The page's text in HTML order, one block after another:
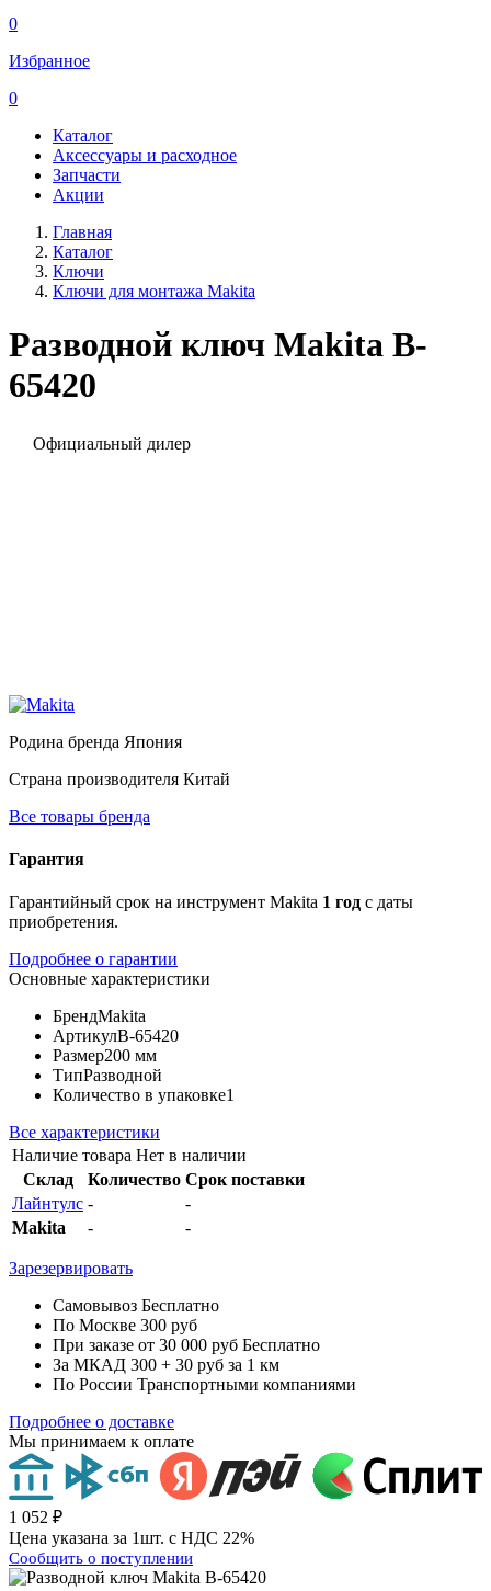
0
Избранное
0
Каталог
Аксессуары и расходное
Запчасти
Акции
Главная
Каталог
Ключи
Ключи для монтажа Makita
Разводной ключ Makita B-
65420
Официальный дилер
Родина бренда Япония
Страна производителя Китай
Все товары бренда
Гарантия
Гарантийный срок на инструмент Makita 1 год с даты
приобретения.
Подробнее о гарантии
Основные характеристики
БрендMakita
АртикулB-65420
Размер200 мм
ТипРазводной
Количество в упаковке1
Все характеристики
Наличие товара Нет в наличии
Склад
Количество Срок поставки
Лайнтулс -
-
Makita
- -
Зарезервировать
Самовывоз Бесплатно
По Москве 300 руб
При заказе от 30 000 руб Бесплатно
За МКАД 300 + 30 руб за 1 км
По России Транспортными компаниями
Подробнее о доставке
Мы принимаем к оплате
1 052 ₽
Цена указана за 1шт. с НДС 22%
Сообщить о поступлении